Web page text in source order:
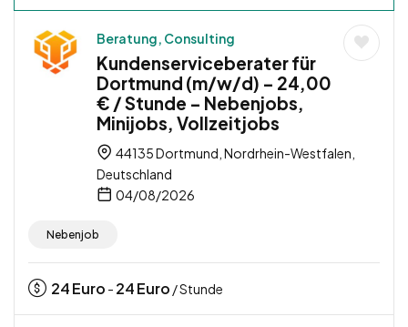
Beratung, Consulting
Kundenserviceberater für
Dortmund (m/w/d) – 24,00
€ / Stunde – Nebenjobs,
Minijobs, Vollzeitjobs
44135 Dortmund, Nordrhein-Westfalen,
Deutschland
04/08/2026
Nebenjob
24Euro - 24Euro / Stunde